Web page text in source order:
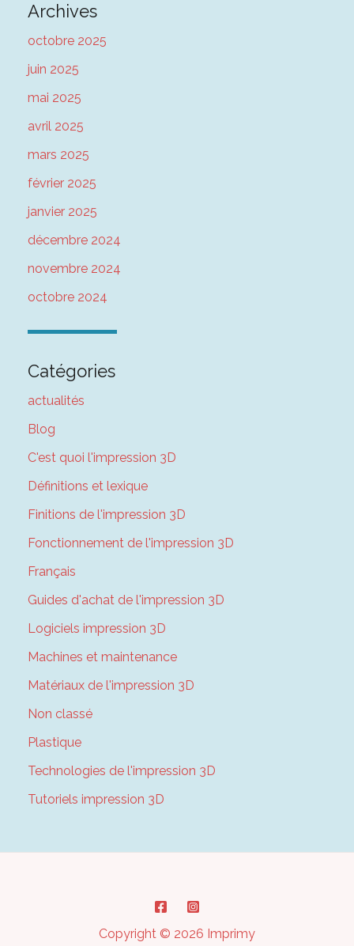
Archives
octobre 2025
juin 2025
mai 2025
avril 2025
mars 2025
février 2025
janvier 2025
décembre 2024
novembre 2024
octobre 2024
Catégories
actualités
Blog
C'est quoi l'impression 3D
Définitions et lexique
Finitions de l'impression 3D
Fonctionnement de l'impression 3D
Français
Guides d'achat de l'impression 3D
Logiciels impression 3D
Machines et maintenance
Matériaux de l'impression 3D
Non classé
Plastique
Technologies de l'impression 3D
Tutoriels impression 3D
Copyright © 2026 Imprimy